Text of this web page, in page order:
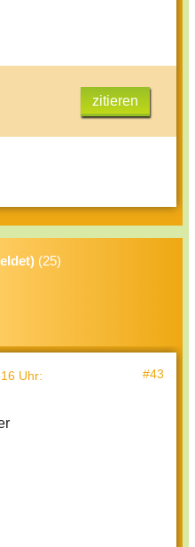
zitieren
(25)
Uhr: #43